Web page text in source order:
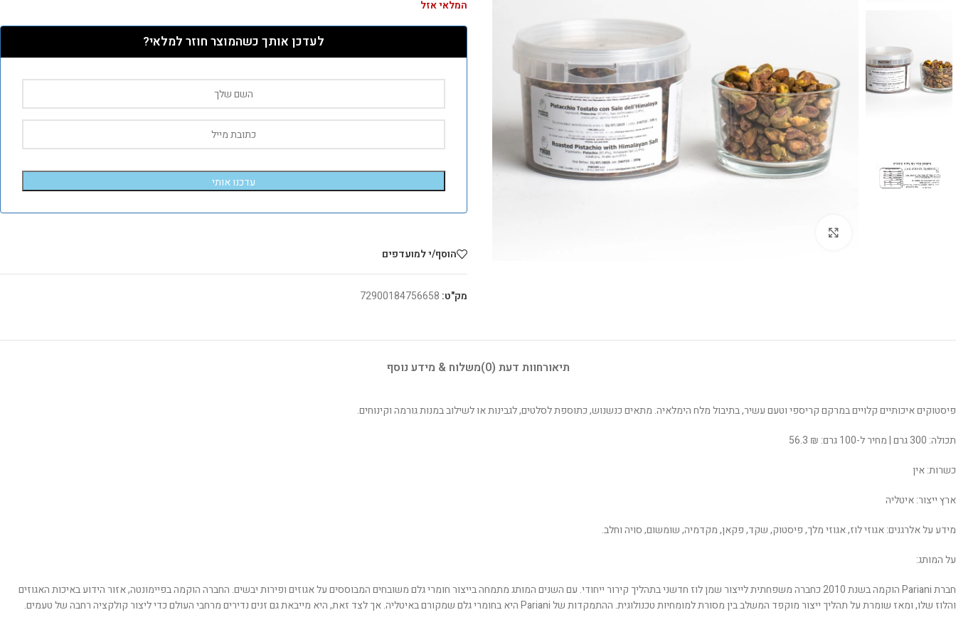
המלאי אזל
לעדכן אותך כשהמוצר חוזר למלאי?
עדכנו אותי
הוסף/י למועדפים
מק"ט: 72900184756658
תיאורחוות דעת (0) משלוח & מידע נוסף
פיסטוקים איכותיים קלויים במרקם קריספי וטעם עשיר, בתיבול מלח הימלאיה. מתאים כנשנוש, כתוספת לסלטים, לגבינות או לשילוב במנות גורמה וקינוחים.
תכולה: 300 גרם | מחיר ל-100 גרם: ₪ 56.3
כשרות: אין
ארץ ייצור: איטליה
מידע על אלרגנים: אגוזי לוז, אגוזי מלך, פיסטוק, שקד, פקאן, מקדמיה, שומשום, סויה וחלב.
על המותג:
חברת Pariani הוקמה בשנת 2010 כחברה משפחתית לייצור שמן לוז חדשני בתהליך קירור ייחודי. עם השנים המותג מתמחה בייצור חומרי גלם משובחים המבוססים על אגוזים ופירות יבשים. החברה הוקמה בפיימונטה, אזור הידוע באיכות האגוזים
והלוז שלו, ומאז שומרת על תהליך ייצור מוקפד המשלב בין מסורת למומחיות טכנולוגית. ההתמקדות של Pariani היא בחומרי גלם שמקורם באיטליה. אך לצד זאת, היא מייבאת גם זנים נדירים מרחבי העולם כדי ליצור קולקציה רחבה של טעמים.